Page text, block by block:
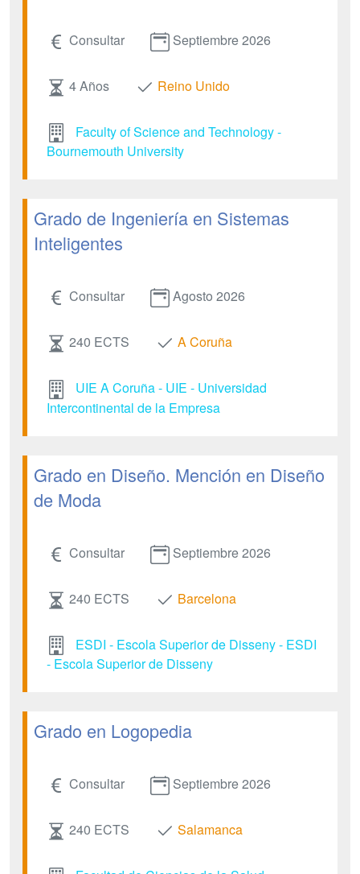
Consultar Septiembre 2026
4 Años Reino Unido
Faculty of Science and Technology -
Bournemouth University
Grado de Ingeniería en Sistemas
Inteligentes
Consultar Agosto 2026
240 ECTS A Coruña
UIE A Coruña - UIE - Universidad
Intercontinental de la Empresa
Grado en Diseño. Mención en Diseño
de Moda
Consultar Septiembre 2026
240 ECTS Barcelona
ESDI - Escola Superior de Disseny - ESDI
- Escola Superior de Disseny
Grado en Logopedia
Consultar Septiembre 2026
240 ECTS Salamanca